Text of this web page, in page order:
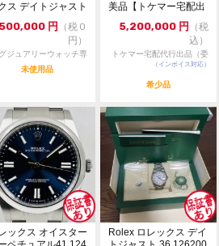
してのお問い合わせはメッセージでご質問頂
えしておりません。直接店頭へお問い合わせ
せ先
ス デイトジャスト
円 （税０
円）
ジュアリーウォッチ専
門店：R/M
未使用品
美品【トケマー宅配出
5,200,000 円 （税
込）
トケマー宅配代行出品（委
託販売）
（インボイス対応）
希少品
ックス オイスター
Rolex ロレックス デイ